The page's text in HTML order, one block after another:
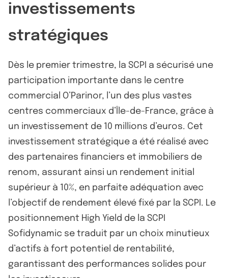
investissements
stratégiques
Dès le premier trimestre, la SCPI a sécurisé une
participation importante dans le centre
commercial O’Parinor, l’un des plus vastes
centres commerciaux d’Île-de-France, grâce à
un investissement de 10 millions d’euros. Cet
investissement stratégique a été réalisé avec
des partenaires financiers et immobiliers de
renom, assurant ainsi un rendement initial
supérieur à 10%, en parfaite adéquation avec
l’objectif de rendement élevé fixé par la SCPI. Le
positionnement High Yield de la SCPI
Sofidynamic se traduit par un choix minutieux
d’actifs à fort potentiel de rentabilité,
garantissant des performances solides pour